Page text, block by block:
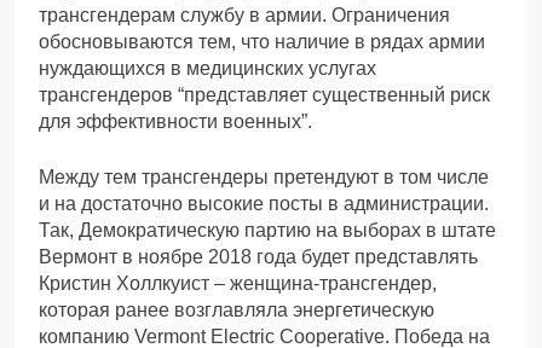
трансгендерам службу в армии. Ограничения
обосновываются тем, что наличие в рядах армии
нуждающихся в медицинских услугах
трансгендеров “представляет существенный риск
для эффективности военных”.
Между тем трансгендеры претендуют в том числе
и на достаточно высокие посты в администрации.
Так, Демократическую партию на выборах в штате
Вермонт в ноябре 2018 года будет представлять
Кристин Холлкуист – женщина-трансгендер,
которая ранее возглавляла энергетическую
компанию Vermont Electric Cooperative. Победа на